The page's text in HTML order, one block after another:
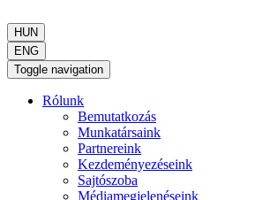
HUN
ENG
Toggle navigation
Rólunk
Bemutatkozás
Munkatársaink
Partnereink
Kezdeményezéseink
Sajtószoba
Médiamegjelenéseink